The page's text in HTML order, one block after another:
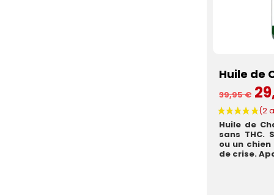
Huile de
39,95 €
Huile de
sans THC.
ou un
de crise.